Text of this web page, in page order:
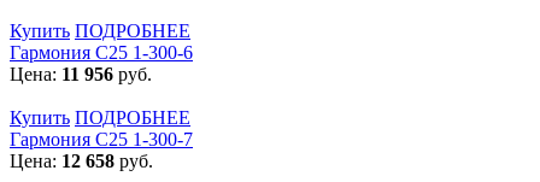
Купить ПОДРОБНЕЕ
Гармония С25 1-300-6
Цена: 11 956 руб.
Купить ПОДРОБНЕЕ
Гармония С25 1-300-7
Цена: 12 658 руб.